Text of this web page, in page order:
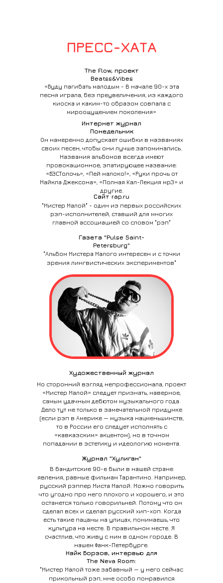
ПРЕСС-ХАТА
"Мистер Малой" - один из первых российских
рэп-исполнителей, ставший для многих
главной ассоциацией со словом "рэп"
Сайт rap.ru
«Буду пагибать малодым - В начале 90-х эта
песня играла, без преувеличения, из каждого
киоска и каким-то образом совпала с
мироощущением поколения»
The Flow, проект
Beatss&Vibes
В бандитские 90-е были в нашей стране
явления, равные фильмам Тарантино. Например,
русский рэппер Миста Малой. Можно говорить
что угодно про него плохого и хорошего, и это
останется только говорильней. Потому что он
сделал всех и сделал русский хип-хоп. Когда
есть такие пацаны на улицах, понимаешь, что
культура на месте. В правильном месте. Я
счастлив, что живу с ним в одном городе. В
нашем Фанк-Петербурге.
Журнал "Хулиган"
Он намеренно допускает ошибки в названиях
своих песен, чтобы они лучше запоминались.
Названия альбомов всегда имеют
провокационное, эпатирующее название:
«БЭСТолочь», «Пей малоко!», «Руки прочь от
Майкла Джексона», «Полная Кал-Лекция мр3» и
другие.
Интернет журнал
Понедельник
"Альбом Мистера Малого интересен и с точки
зрения лингвистических экспериментов"
Газета "Pulse Saint-
Petersburg"
Но сторонний взгляд непрофессионала, проект
«Мистер Малой» следует признать, наверное,
самым удачным дебютом музыкального года.
Дело тут не только в замечательной придумке
(если рэп в Америке — музыка нацменьшинств,
то в России его следует исполнять с
«кавказским» акцентом), но в точном
попадании в эстетику и идеологию момента.
Художественный журнал
"Мистер Малой тоже забавный — у него сейчас
прикольный рэп, мне особо понравился
Найк Борзов, интервью для
The Neva Room: